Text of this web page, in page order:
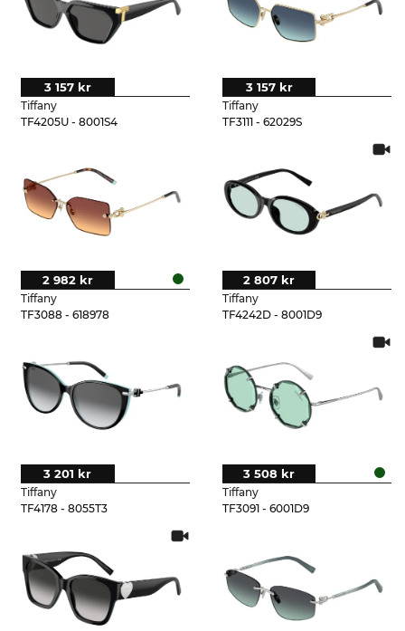
Tiffany
TF4205U - 8001S4
3 157 kr
Tiffany
TF3111 - 62029S
3 157 kr
Tiffany
TF3088 - 618978
2 982 kr
Tiffany
TF4242D - 8001D9
2 807 kr
Tiffany
TF4178 - 8055T3
3 201 kr
Tiffany
TF3091 - 6001D9
3 508 kr